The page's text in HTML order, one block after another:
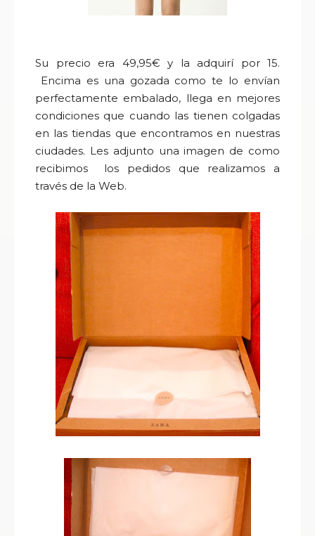
Su precio era 49,95€ y la adquirí por 15.
Encima es una gozada como te lo envían
perfectamente embalado, llega en mejores
condiciones que cuando las tienen colgadas
en las tiendas que encontramos en nuestras
ciudades. Les adjunto una imagen de como
recibimos los pedidos que realizamos a
través de la Web.